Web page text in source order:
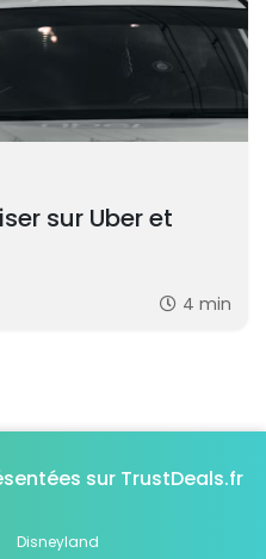
sur Uber et
4 min
sur TrustDeals.fr
Disneyland